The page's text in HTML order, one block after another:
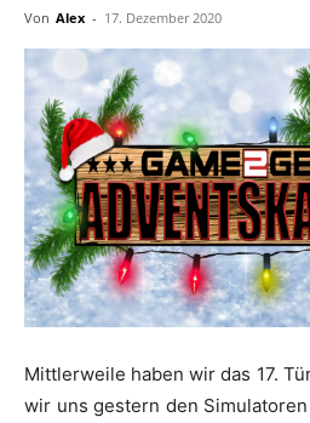
Von Alex - 17. Dezember 2020
Mittlerweile haben wir das 17.
wir uns gestern den